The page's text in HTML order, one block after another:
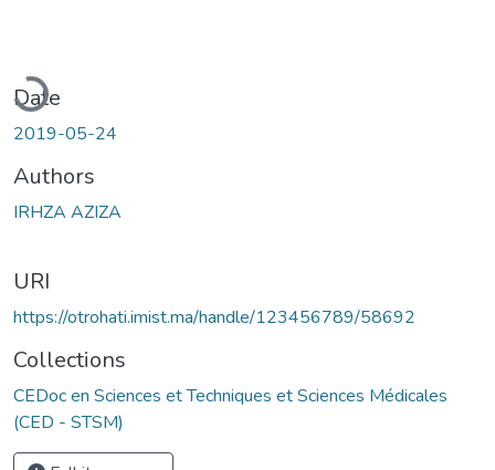
Date
2019-05-24
Authors
IRHZA AZIZA
URI
https://otrohati.imist.ma/handle/123456789/58692
Collections
CEDoc en Sciences et Techniques et Sciences Médicales
(CED - STSM)